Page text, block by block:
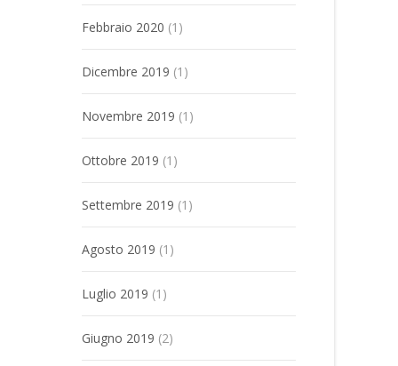
Febbraio 2020 (1)
Dicembre 2019 (1)
Novembre 2019 (1)
Ottobre 2019 (1)
Settembre 2019 (1)
Agosto 2019 (1)
Luglio 2019 (1)
Giugno 2019 (2)